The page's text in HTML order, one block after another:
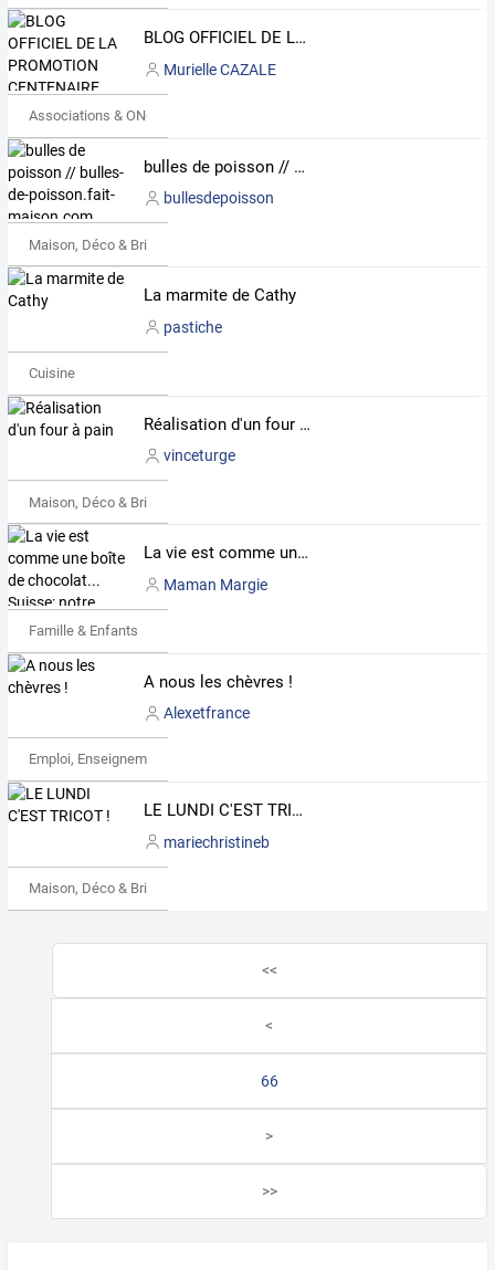
BLOG OFFICIEL DE LA PROMOTION CENTENAIRE
Murielle CAZALE
Associations & ONG
bulles de poisson // bulles-de-poisson.fait-maison.com
bullesdepoisson
Maison, Déco & Bricolage
La marmite de Cathy
pastiche
Cuisine
Réalisation d'un four à pain
vinceturge
Maison, Déco & Bricolage
La vie est comme une boîte de chocolat... Suisse: notre aventure familiale d'école-maison!
Maman Margie
Famille & Enfants
A nous les chèvres !
Alexetfrance
Emploi, Enseignement & Etudes
LE LUNDI C'EST TRICOT !
mariechristineb
Maison, Déco & Bricolage
<<
<
66
>
>>